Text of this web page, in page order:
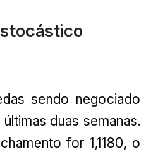
sendo negociado
últimas duas semanas.
for 1,1180, o